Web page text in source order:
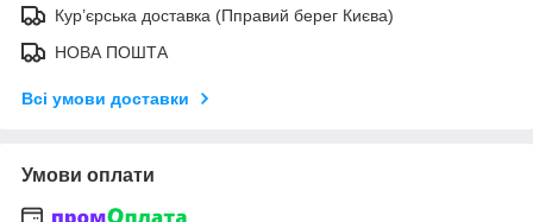
Кур’єрська доставка (Пправий берег Києва)
НОВА ПОШТА
Всі умови доставки
Умови оплати